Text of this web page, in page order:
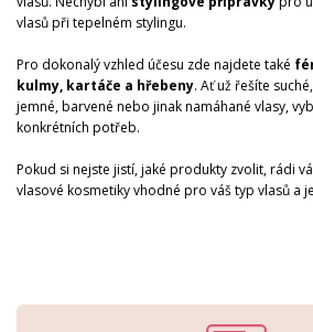
vlasů při tepelném stylingu.
Pro dokonalý vzhled účesu zde najdete také
kulmy, kartáče a hřebeny. Ať už řešíte
jemné, barvené nebo jinak namáhané vlasy,
konkrétních potřeb.
Pokud si nejste jistí, jaké produkty zvolit, rádi
vlasové kosmetiky vhodné pro váš typ vlasů a